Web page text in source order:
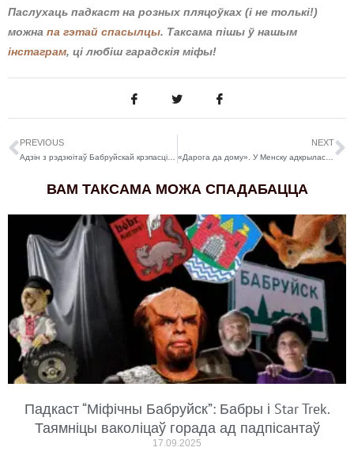
Паслухаць падкаст на розных пляцоўках (і не толькі!)
можна па гэтай спасылцы. Таксама пішы ў нашым
інстаграм, ці любіш гарадскія міфы!
PREVIOUS NEXT
«Дарога да дому». У Менску адкрылася юбілейная выстава Анатоля Концуба
ВАМ ТАКСАМА МОЖА СПАДАБАЦЦА
Падкаст “Міфічны Бабруйск”: Бабры і Star Trek.
Таямніцы ваколіцаў горада ад падпісантаў
17.09.2025